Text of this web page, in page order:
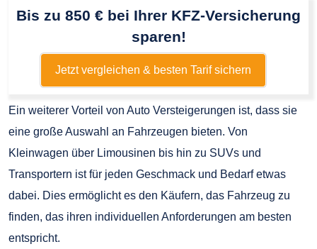
Bis zu 850 € bei Ihrer KFZ-Versicherung
sparen!
Jetzt vergleichen & besten Tarif sichern
Ein weiterer Vorteil von Auto Versteigerungen ist, dass sie
eine große Auswahl an Fahrzeugen bieten. Von
Kleinwagen über Limousinen bis hin zu SUVs und
Transportern ist für jeden Geschmack und Bedarf etwas
dabei. Dies ermöglicht es den Käufern, das Fahrzeug zu
finden, das ihren individuellen Anforderungen am besten
entspricht.